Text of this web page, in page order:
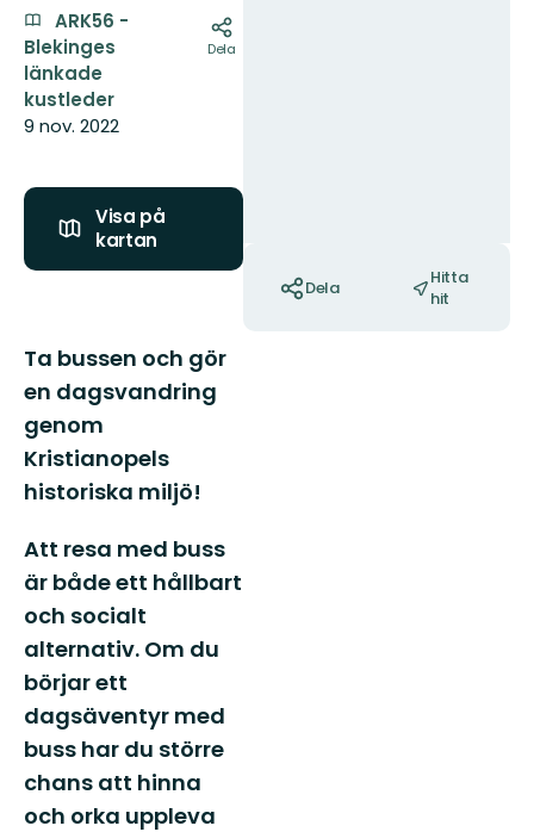
ARK56 -
Blekinges
länkade
kustleder
9 nov. 2022
Dela
Visa på
kartan
Ta bussen och gör
en dagsvandring
genom
Kristianopels
historiska miljö!
Att resa med buss
är både ett hållbart
och socialt
alternativ. Om du
börjar ett
dagsäventyr med
buss har du större
chans att hinna
och orka uppleva
Åtgärder
Dela
Hitta
hit